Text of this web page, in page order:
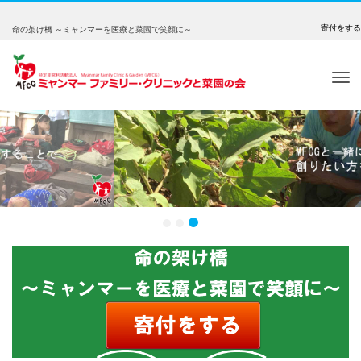
寄付をする
命の架け橋 ～ミャンマーを医療と菜園で笑顔に～
Previous